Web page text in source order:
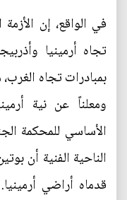
في الواقع، إن
تجاه أرمينيا
بمبادرات تجاه
ومعلناً عن نية
الأساسي للمحكمة
الناحية الفنية أن
قدماه أراضي